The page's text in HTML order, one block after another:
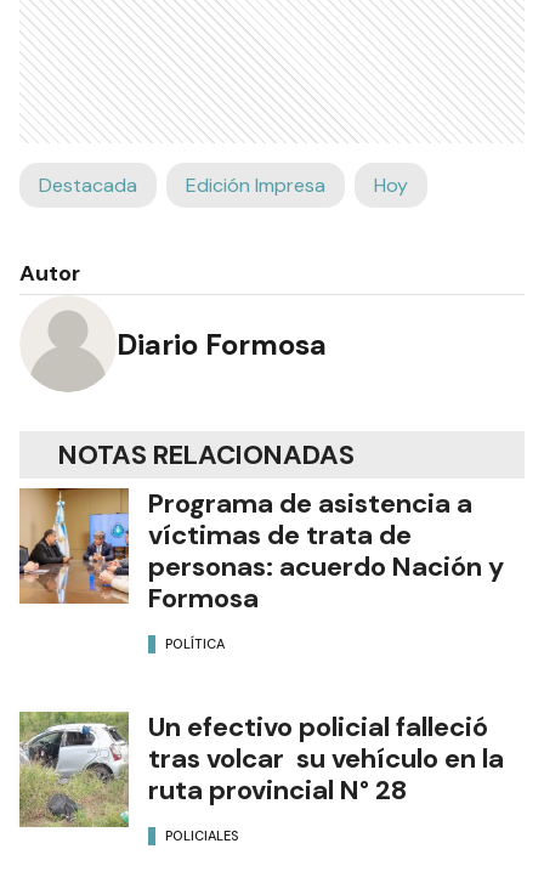
Destacada Edición Impresa Hoy
Autor
Diario Formosa
NOTAS RELACIONADAS
Programa de asistencia a
víctimas de trata de
personas: acuerdo Nación y
Formosa
POLÍTICA
Un efectivo policial falleció
tras volcar su vehículo en la
ruta provincial N° 28
POLICIALES